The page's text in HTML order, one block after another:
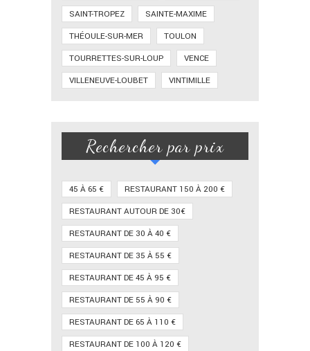
SAINT-TROPEZ
SAINTE-MAXIME
THÉOULE-SUR-MER
TOULON
TOURRETTES-SUR-LOUP
VENCE
VILLENEUVE-LOUBET
VINTIMILLE
Rechercher par prix
45 À 65 €
RESTAURANT 150 À 200 €
RESTAURANT AUTOUR DE 30€
RESTAURANT DE 30 À 40 €
RESTAURANT DE 35 À 55 €
RESTAURANT DE 45 À 95 €
RESTAURANT DE 55 À 90 €
RESTAURANT DE 65 À 110 €
RESTAURANT DE 100 À 120 €